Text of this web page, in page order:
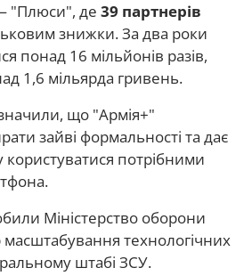
"Плюси", де 39 партнерів
знижки. За два роки
понад 16 мільйонів разів,
1,6 мільярда гривень.
що "Армія+"
зайві формальності та дає
користуватися потрібними
Міністерство оборони
технологічних
штабі ЗСУ.